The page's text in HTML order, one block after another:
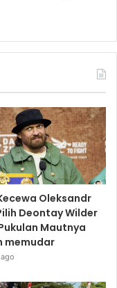
Oleksandr
Deontay Wilder
Mautnya
memudar